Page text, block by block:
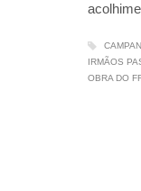
IRMÃOS
OBRA DO